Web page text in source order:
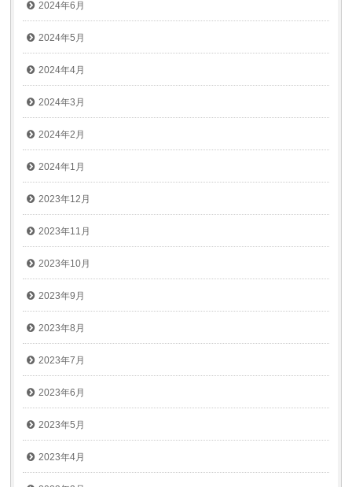
2024年6月
2024年5月
2024年4月
2024年3月
2024年2月
2024年1月
2023年12月
2023年11月
2023年10月
2023年9月
2023年8月
2023年7月
2023年6月
2023年5月
2023年4月